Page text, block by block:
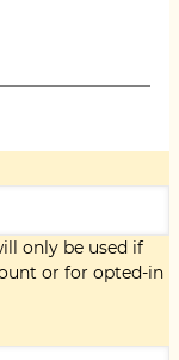
only be used if
or for opted-in